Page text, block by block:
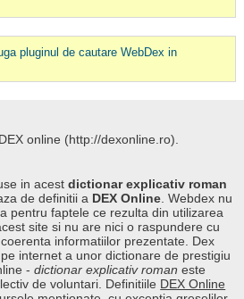
pluginul de cautare WebDex in
online (http://dexonline.ro).
in acestdictionar explicativ roman
de definitii a DEX Online . Webdex nu
pentru faptele ce rezulta din utilizarea
site si nu are nici o raspundere cu
informatiilor prezentate. Dex
internet a unor dictionare de prestigiu
-dictionar explicativ roman este
de voluntari. Definitiile DEX Online